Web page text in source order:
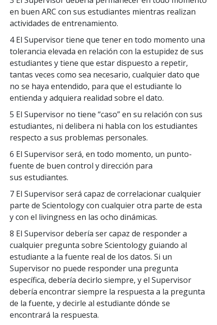
en buen ARC con sus estudiantes mientras realizan
actividades de entrenamiento.
4 El Supervisor tiene que tener en todo momento una
tolerancia elevada en relación con la estupidez de sus
estudiantes y tiene que estar dispuesto a repetir,
tantas veces como sea necesario, cualquier dato que
no se haya entendido, para que el estudiante lo
entienda y adquiera realidad sobre el dato.
5 El Supervisor no tiene “caso” en su relación con sus
estudiantes, ni delibera ni habla con los estudiantes
respecto a sus problemas personales.
6 El Supervisor será, en todo momento, un punto-
fuente de buen control y dirección para
sus estudiantes.
7 El Supervisor será capaz de correlacionar cualquier
parte de Scientology con cualquier otra parte de esta
y con el livingness en las ocho dinámicas.
8 El Supervisor debería ser capaz de responder a
cualquier pregunta sobre Scientology guiando al
estudiante a la fuente real de los datos. Si un
Supervisor no puede responder una pregunta
específica, debería decirlo siempre, y el Supervisor
debería encontrar siempre la respuesta a la pregunta
de la fuente, y decirle al estudiante dónde se
encontrará la respuesta.